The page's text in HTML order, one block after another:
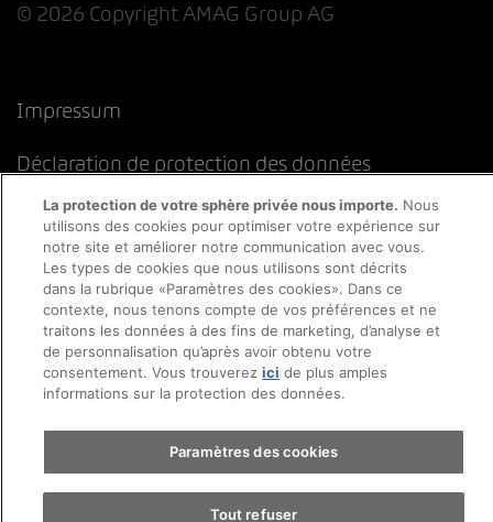
© 2026 Copyright AMAG Group AG
Impressum
Déclaration de protection des données
Directive cookies Mentions légales CFST
La protection de votre sphère privée nous importe. Nous
utilisons des cookies pour optimiser votre expérience sur
notre site et améliorer notre communication avec vous.
Les types de cookies que nous utilisons sont décrits
dans la rubrique «Paramètres des cookies». Dans ce
contexte, nous tenons compte de vos préférences et ne
traitons les données à des fins de marketing, d’analyse et
de personnalisation qu’après avoir obtenu votre
consentement. Vous trouverezici de plus amples
informations sur la protection des données.
Paramètres des cookies
Tout refuser